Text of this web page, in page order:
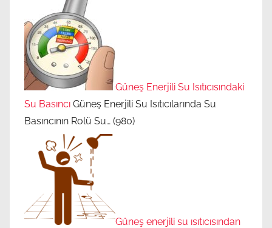
Güneş Enerjili Su Isıtıcısındaki
Su Basıncı Güneş Enerjili Su Isıtıcılarında Su
Basıncının Rolü Su… (980)
Güneş enerjili su ısıtıcısından